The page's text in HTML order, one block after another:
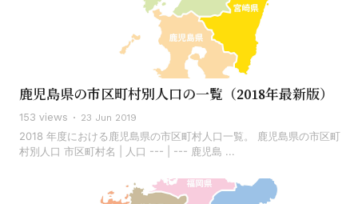
鹿児島県の市区町村別人口の一覧（2018年最新版）
153 views 23 Jun 2019
2018 年度における鹿児島県の市区町村人口一覧。 鹿児島県の市区町
村別人口 市区町村名 | 人口 --- | --- 鹿児島 ...